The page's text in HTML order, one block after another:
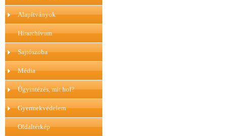
Alapítványok
Hírarchívum
Sajtószoba
Média
Ügyintézés, mit hol?
Gyermekvédelem
Oldaltérkép